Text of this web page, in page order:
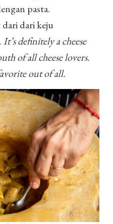
pasta.
dari keju
It’s definitely a cheese
of all cheese lovers.
out of all.